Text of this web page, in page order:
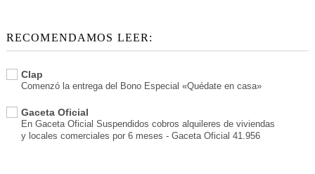
RECOMENDAMOS LEER:
Clap
Comenzó la entrega del Bono Especial «Quédate en casa»
Gaceta Oficial
En Gaceta Oficial Suspendidos cobros alquileres de viviendas
y locales comerciales por 6 meses - Gaceta Oficial 41.956